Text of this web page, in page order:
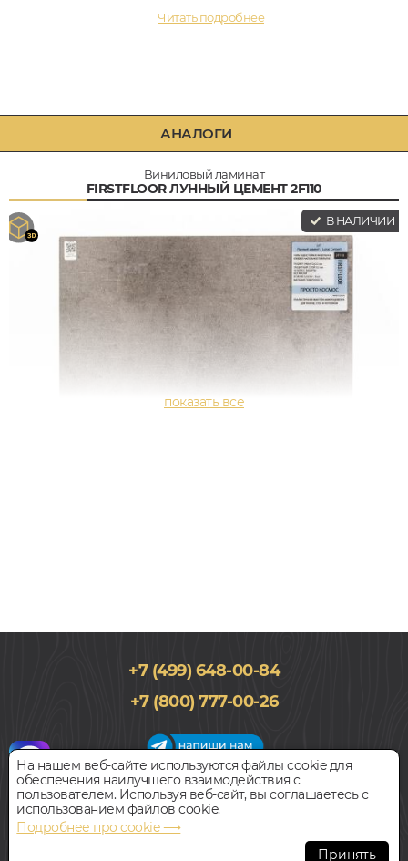
Читать подробнее
АНАЛОГИ
Виниловый ламинат
FIRSTFLOOR ЛУННЫЙ ЦЕМЕНТ 2F110
В НАЛИЧИИ
472x942, 2,5мм
0,5, Под плитку и камень, Микроцемент, Водостойкий
Цена за 1 м² 2 390руб.
БЫСТРЫЙ ЗАКАЗ КУПИТЬ
+7 (499) 648-00-84
+7 (800) 777-00-26
График работы салона
Пн-Вс с 09:00 до 21:00
Наш адрес:127018, г. Москва,
ул.Складочная, д.1, строение 9
На нашем веб-сайте используются файлы cookie для
обеспечения наилучшего взаимодействия с
пользователем. Используя веб-сайт, вы соглашаетесь с
использованием файлов cookie.
Подробнее про cookie ⟶
Принять